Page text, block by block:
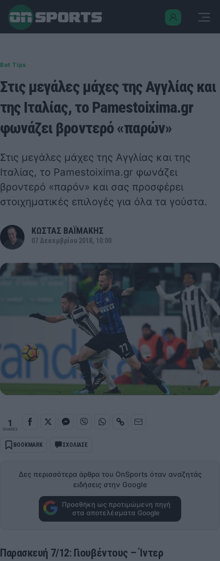
Bet Tips
Στις μεγάλες μάχες της Αγγλίας και
της Ιταλίας, το Pamestoixima.gr
φωνάζει βροντερό «παρών»
Στις μεγάλες μάχες της Αγγλίας και της
Ιταλίας, το Pamestoixima.gr φωνάζει
βροντερό «παρόν» και σας προσφέρει
στοιχηματικές επιλογές για όλα τα γούστα.
ΚΩΣΤΑΣ ΒΑΪΜΑΚΗΣ
07 Δεκεμβρίου 2018, 10:00
1
SHARES
BOOKMARK ΣΧΟΛΙΑΣΕ
Δες περισσότερα άρθρα του OnSports όταν αναζητάς
ειδήσεις στην Google
Προσθήκη ως προτιμώμενη πηγή
στα αποτελέσματα Google
Παρασκευή 7/12: Γιουβέντους – Ίντερ